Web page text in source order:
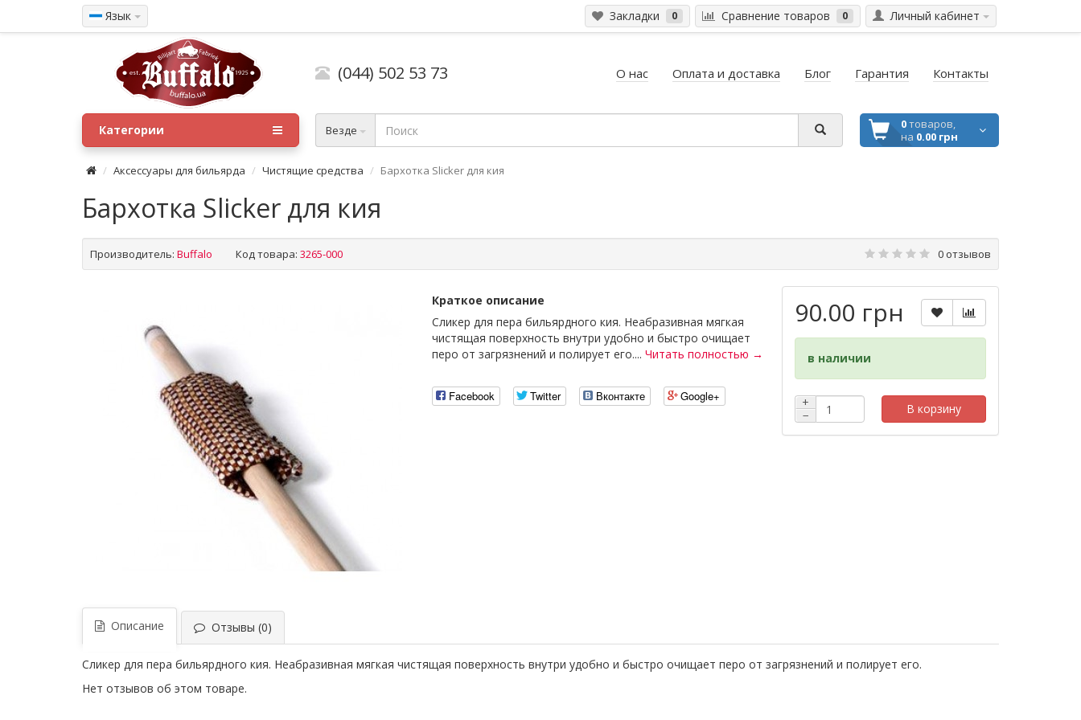
Язык Личный кабинет
Закладки 0 Сравнение товаров 0
(044) 502 53 73 О нас Оплата и доставка Блог Гарантия Контакты
Везде 0товаров,
на 0.00 грн
Категории
Аксессуары для бильярда Чистящие средства Бархотка Slicker для кия
Бархотка Slicker для кия
Производитель: Buffalo Код товара: 3265-000 0 отзывов
Краткое описание
Сликер для пера бильярдного кия. Неабразивная мягкая
чистящая поверхность внутри удобно и быстро очищает
перо от загрязнений и полирует его.... Читать полностью →
Facebook Twitter Вконтакте Google+
90.00 грн
в наличии
+
−
В корзину
Описание Отзывы (0)
Сликер для пера бильярдного кия. Неабразивная мягкая чистящая поверхность внутри удобно и быстро очищает перо от загрязнений и полирует его.
Нет отзывов об этом товаре.